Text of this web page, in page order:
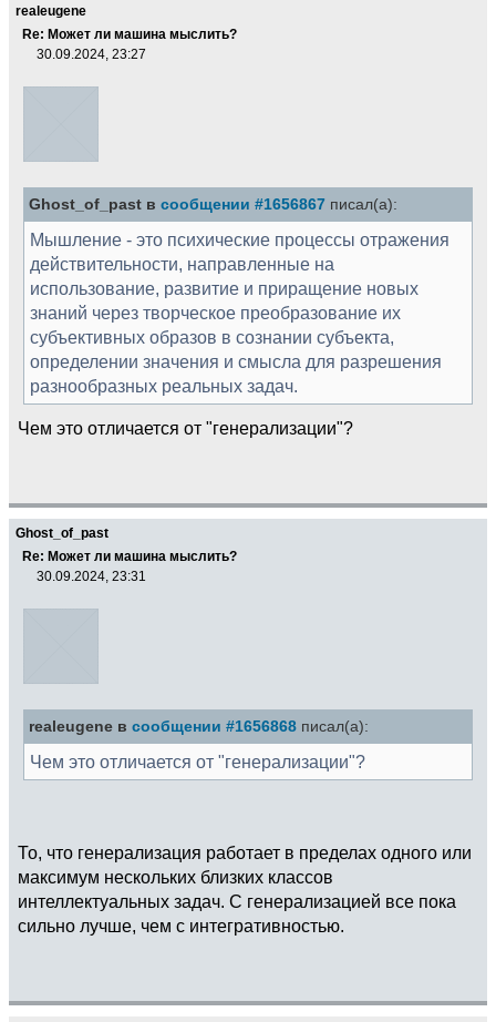
realeugene
Re: Может ли машина мыслить?
30.09.2024, 23:27
Ghost_of_past в сообщении #1656867 писал(а):
Мышление - это психические процессы отражения
действительности, направленные на
использование, развитие и приращение новых
знаний через творческое преобразование их
субъективных образов в сознании субъекта,
определении значения и смысла для разрешения
разнообразных реальных задач.
Чем это отличается от "генерализации"?
Ghost_of_past
Re: Может ли машина мыслить?
30.09.2024, 23:31
realeugene в сообщении #1656868 писал(а):
Чем это отличается от "генерализации"?
То, что генерализация работает в пределах одного или
максимум нескольких близких классов
интеллектуальных задач. С генерализацией все пока
сильно лучше, чем с интегративностью.